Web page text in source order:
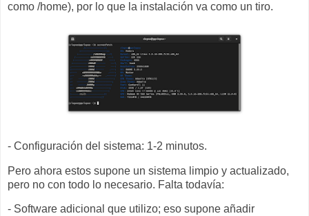
como /home), por lo que la instalación va como un tiro.
- Configuración del sistema: 1-2 minutos.
Pero ahora estos supone un sistema limpio y actualizado,
pero no con todo lo necesario. Falta todavía:
- Software adicional que utilizo; eso supone añadir